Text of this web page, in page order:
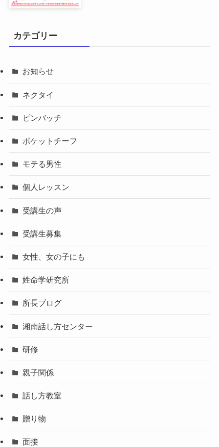
カテゴリー
お知らせ
ネクタイ
ピンバッチ
ポケットチーフ
モテる男性
個人レッスン
受講生の声
受講生募集
女性、女の子にも
姓命学研究所
所長ブログ
湘南話し方センター
研修
親子関係
話し方教室
贈り物
面接